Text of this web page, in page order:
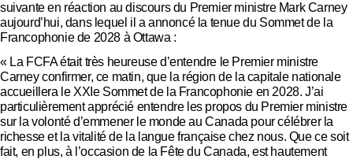
suivante en réaction au discours du Premier ministre Mark Carney
aujourd’hui, dans lequel il a annoncé la tenue du Sommet de la
Francophonie de 2028 à Ottawa :
« La FCFA était très heureuse d’entendre le Premier ministre
Carney confirmer, ce matin, que la région de la capitale nationale
accueillera le XXIe Sommet de la Francophonie en 2028. J’ai
particulièrement apprécié entendre les propos du Premier ministre
sur la volonté d’emmener le monde au Canada pour célébrer la
richesse et la vitalité de la langue française chez nous. Que ce soit
fait, en plus, à l’occasion de la Fête du Canada, est hautement